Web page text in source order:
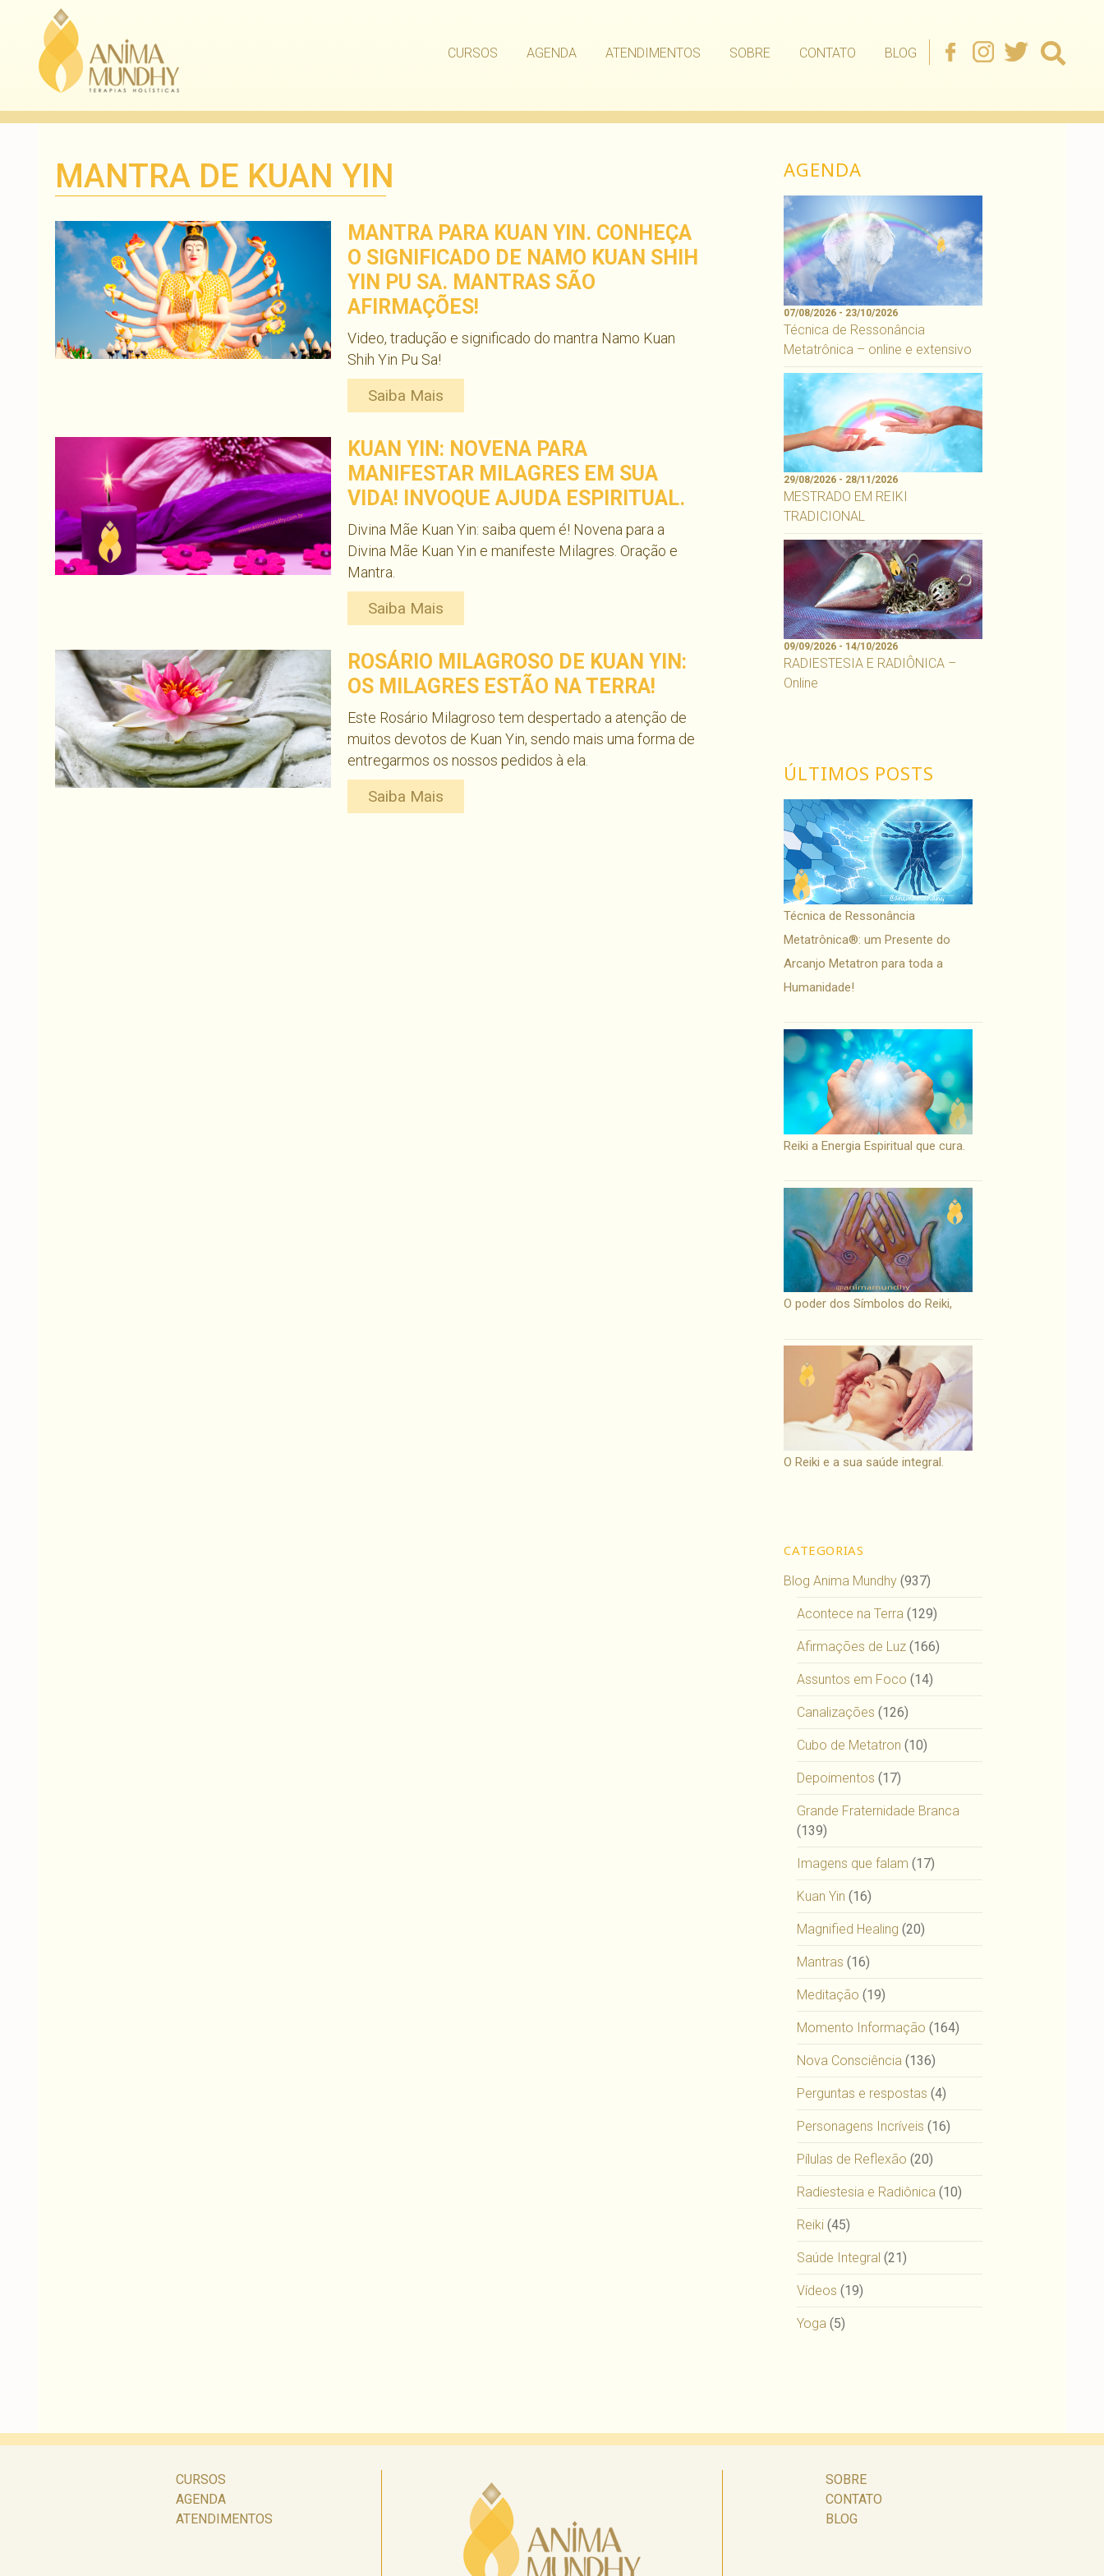
CURSOS AGENDA ATENDIMENTOS SOBRE CONTATO BLOG
MANTRA DE KUAN YIN
MANTRA PARA KUAN YIN. CONHEÇA
O SIGNIFICADO DE NAMO KUAN SHIH
YIN PU SA. MANTRAS SÃO
AFIRMAÇÕES!
Video, tradução e significado do mantra Namo Kuan
Shih Yin Pu Sa!
Saiba Mais
KUAN YIN: NOVENA PARA
MANIFESTAR MILAGRES EM SUA
VIDA! INVOQUE AJUDA ESPIRITUAL.
Divina Mãe Kuan Yin: saiba quem é! Novena para a
Divina Mãe Kuan Yin e manifeste Milagres. Oração e
Mantra.
Saiba Mais
ROSÁRIO MILAGROSO DE KUAN YIN:
OS MILAGRES ESTÃO NA TERRA!
Este Rosário Milagroso tem despertado a atenção de
muitos devotos de Kuan Yin, sendo mais uma forma de
entregarmos os nossos pedidos à ela.
Saiba Mais
AGENDA
07/08/2026 - 23/10/2026
Técnica de Ressonância
Metatrônica – online e extensivo
29/08/2026 - 28/11/2026
MESTRADO EM REIKI
TRADICIONAL
09/09/2026 - 14/10/2026
RADIESTESIA E RADIÔNICA –
Online
ÚLTIMOS POSTS
Técnica de Ressonância
Metatrônica®: um Presente do
Arcanjo Metatron para toda a
Humanidade!
Reiki a Energia Espiritual que cura.
O poder dos Símbolos do Reiki,
O Reiki e a sua saúde integral.
CATEGORIAS
Blog Anima Mundhy (937)
Acontece na Terra (129)
Afirmações de Luz (166)
Assuntos em Foco (14)
Canalizações (126)
Cubo de Metatron (10)
Depoimentos (17)
Grande Fraternidade Branca
(139)
Imagens que falam (17)
Kuan Yin (16)
Magnified Healing (20)
Mantras (16)
Meditação (19)
Momento Informação (164)
Nova Consciência (136)
Perguntas e respostas (4)
Personagens Incríveis (16)
Pílulas de Reflexão (20)
Radiestesia e Radiônica (10)
Reiki (45)
Saúde Integral (21)
Vídeos (19)
Yoga (5)
CURSOS
AGENDA
ATENDIMENTOS
SOBRE
CONTATO
BLOG